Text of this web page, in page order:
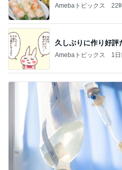
Amebaトピックス 22
久しぶりに作り好評
Amebaトピックス 1